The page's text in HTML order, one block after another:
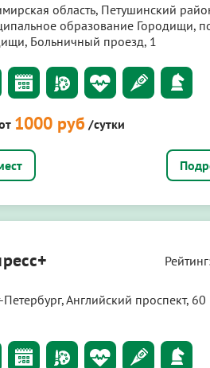
область, Петушинский
образование Городищи,
Больничный проезд, 1
1000 руб /сутки
Петербург, Английский проспект, 60